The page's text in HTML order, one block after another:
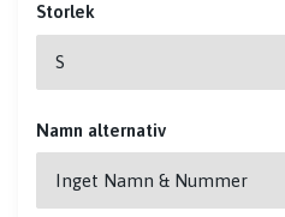
Storlek
Namn alternativ